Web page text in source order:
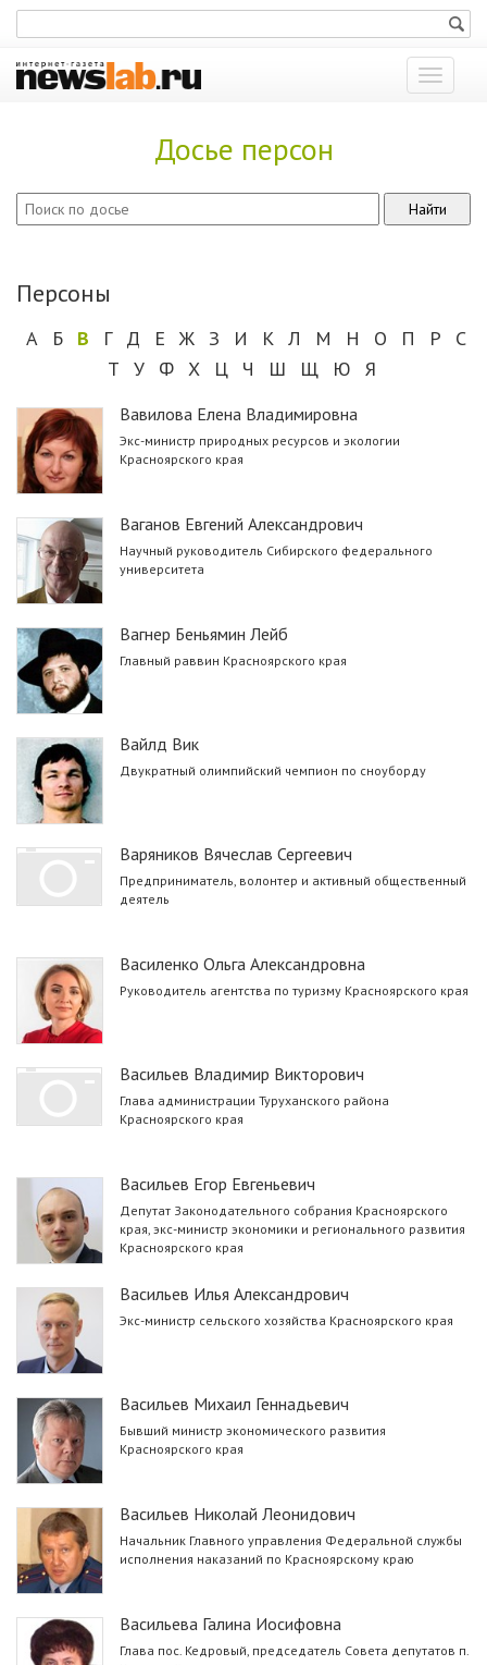
Показать
меню
Досье персон
Персоны
А Б В Г Д Е Ж З И К Л М Н О П Р
С
Т
У Ф Х Ц Ч Ш Щ Ю Я
Вавилова Елена Владимировна
Экс-министр природных ресурсов и экологии
Красноярского края
Ваганов Евгений Александрович
Научный руководитель Сибирского федерального
университета
Вагнер Беньямин Лейб
Главный раввин Красноярского края
Вайлд Вик
Двукратный олимпийский чемпион по сноуборду
Варяников Вячеслав Сергеевич
Предприниматель, волонтер и активный общественный
деятель
Василенко Ольга Александровна
Руководитель агентства по туризму Красноярского края
Васильев Владимир Викторович
Глава администрации Туруханского района
Красноярского края
Васильев Егор Евгеньевич
Депутат Законодательного собрания Красноярского
края, экс-министр экономики и регионального развития
Красноярского края
Васильев Илья Александрович
Экс-министр сельского хозяйства Красноярского края
Васильев Михаил Геннадьевич
Бывший министр экономического развития
Красноярского края
Васильев Николай Леонидович
Начальник Главного управления Федеральной службы
исполнения наказаний по Красноярскому краю
Васильева Галина Иосифовна
Глава пос. Кедровый, председатель Совета депутатов п.